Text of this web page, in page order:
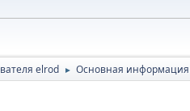
elrod ► Основная информация